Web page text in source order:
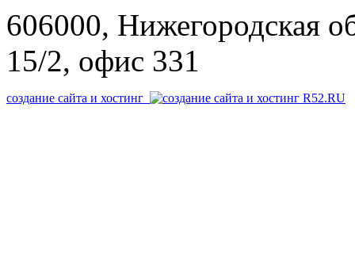
606000, Нижегородская
15/2, офис 331
создание сайта и хостинг